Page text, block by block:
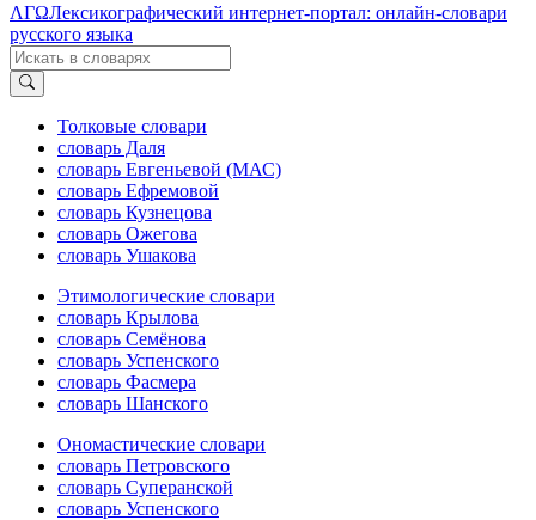
ΛΓΩЛексикографический интернет-портал: онлайн-словари
русского языка
Толковые словари
словарь Даля
словарь Евгеньевой (МАС)
словарь Ефремовой
словарь Кузнецова
словарь Ожегова
словарь Ушакова
Этимологические словари
словарь Крылова
словарь Семёнова
словарь Успенского
словарь Фасмера
словарь Шанского
Ономастические словари
словарь Петровского
словарь Суперанской
словарь Успенского